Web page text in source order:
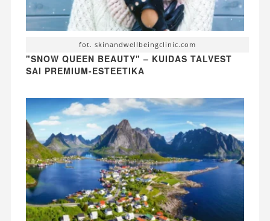
fot. skinandwellbeingclinic.com
"SNOW QUEEN BEAUTY" – KUIDAS TALVEST
SAI PREMIUM-ESTEETIKA